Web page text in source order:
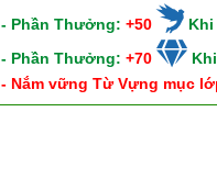
- Phần Thưởng: +50
Khi
- Phần Thưởng: +70
- Nắm vững Từ Vựng mục